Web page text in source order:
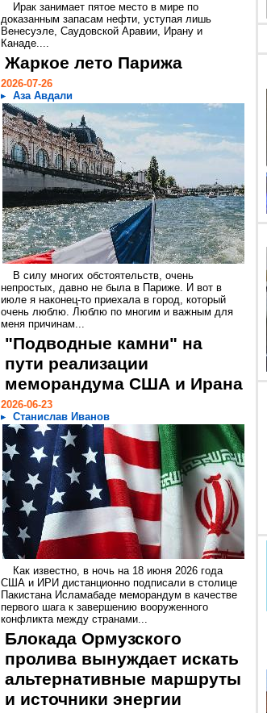
Ирак занимает пятое место в мире по
доказанным запасам нефти, уступая лишь
Венесуэле, Саудовской Аравии, Ирану и
Канаде....
Жаркое лето Парижа
2026-07-26
Аза Авдали
В силу многих обстоятельств, очень
непростых, давно не была в Париже. И вот в
июле я наконец-то приехала в город, который
очень люблю. Люблю по многим и важным для
меня причинам...
"Подводные камни" на
пути реализации
меморандума США и Ирана
2026-06-23
Станислав Иванов
Как известно, в ночь на 18 июня 2026 года
США и ИРИ дистанционно подписали в столице
Пакистана Исламабаде меморандум в качестве
первого шага к завершению вооруженного
конфликта между странами...
Блокада Ормузского
пролива вынуждает искать
альтернативные маршруты
и источники энергии